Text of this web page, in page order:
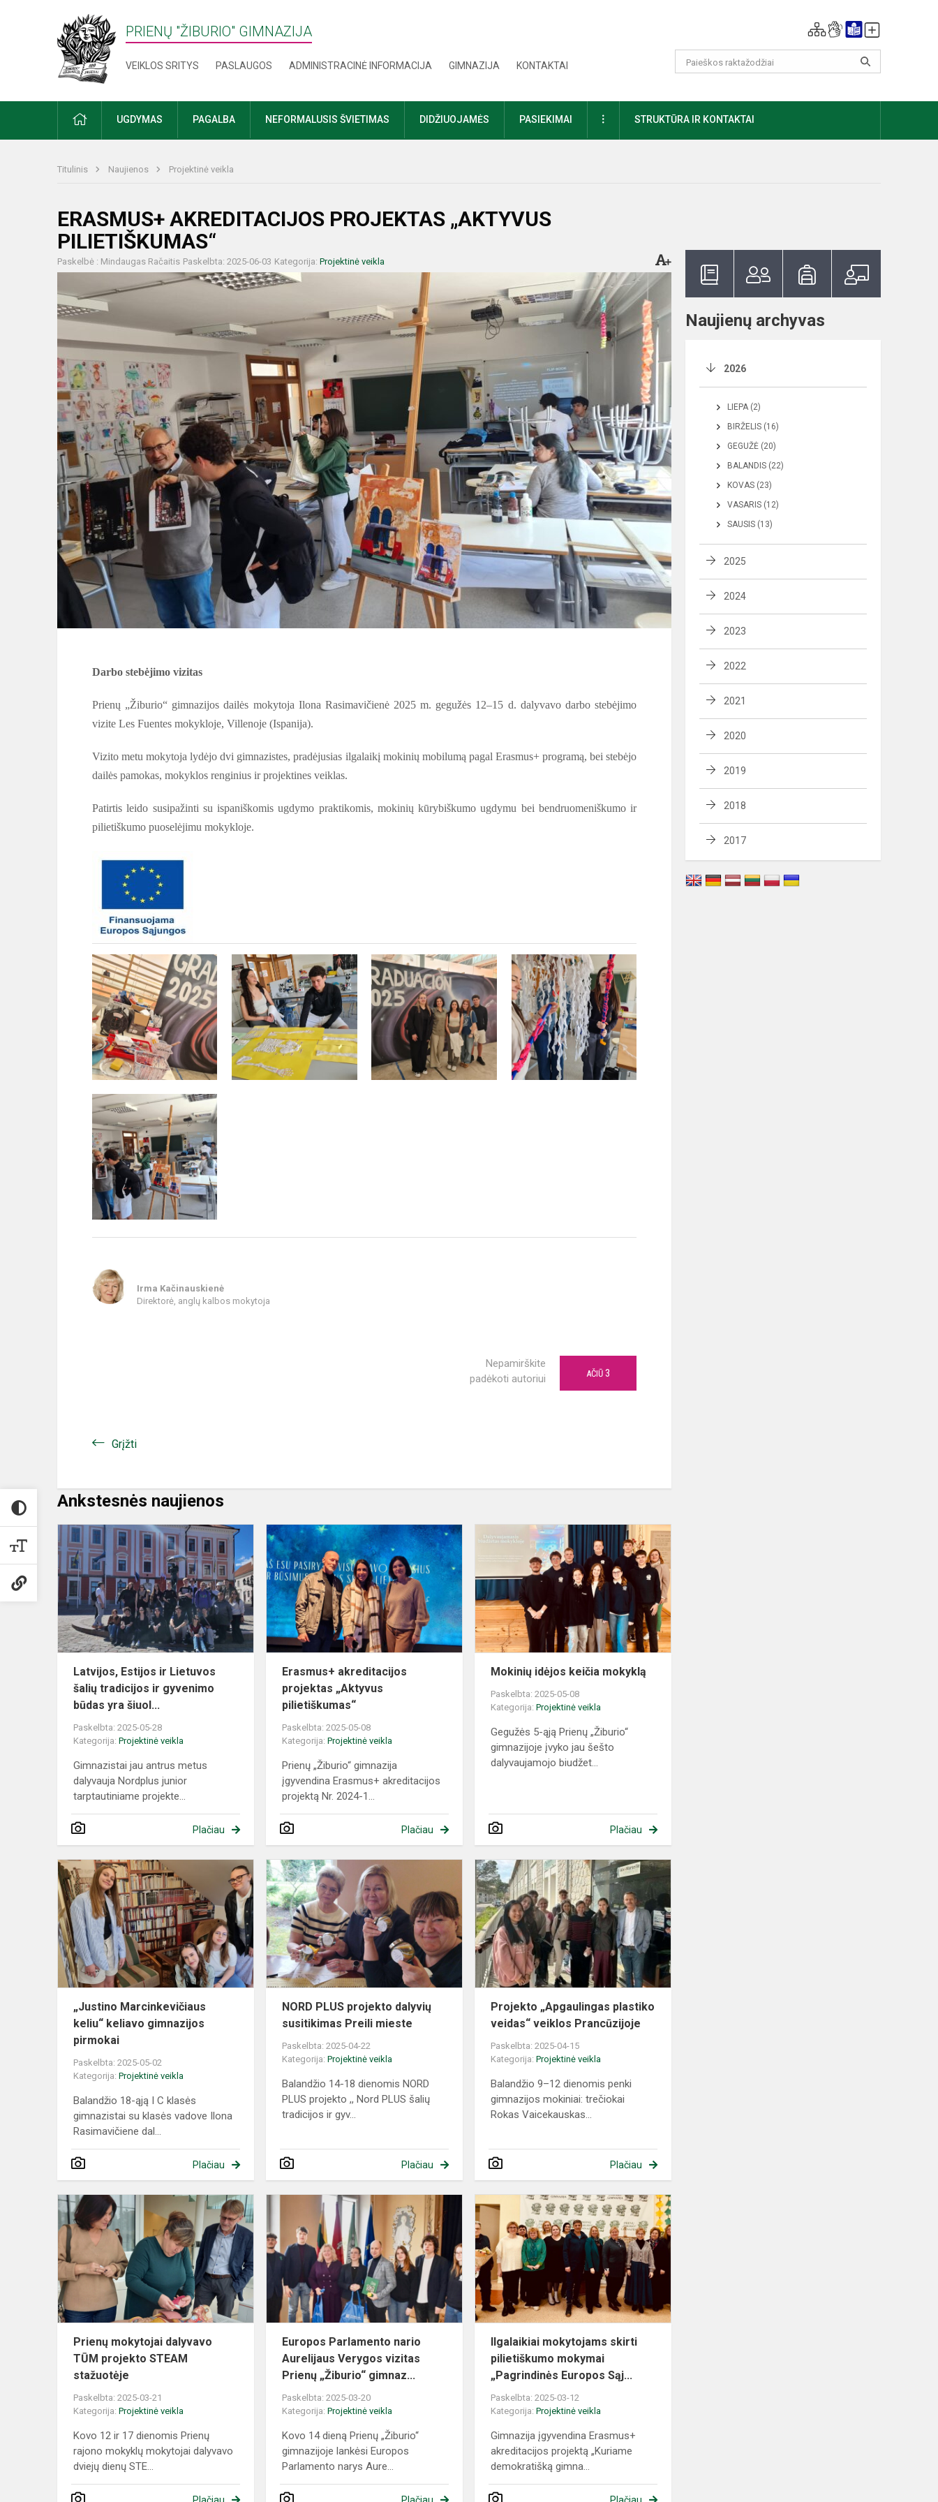
PRIENŲ "ŽIBURIO" GIMNAZIJA
VEIKLOS SRITYS PASLAUGOS ADMINISTRACINĖ INFORMACIJA GIMNAZIJA KONTAKTAI
PRADŽIAUGDYMAS PAGALBA NEFORMALUSIS ŠVIETIMAS DIDŽIUOJAMĖS PASIEKIMAI DAUGIAUSTRUKTŪRA IR KONTAKTAI
Titulinis Naujienos Projektinė veikla
ERASMUS+ AKREDITACIJOS PROJEKTAS „AKTYVUS
PILIETIŠKUMAS“
Paskelbė : Mindaugas Račaitis Paskelbta: 2025-06-03 Kategorija: Projektinė veikla
Darbo stebėjimo vizitas
Prienų „Žiburio“ gimnazijos dailės mokytoja Ilona Rasimavičienė 2025 m. gegužės 12–15 d. dalyvavo darbo stebėjimo
vizite Les Fuentes mokykloje, Villenoje (Ispanija).
Vizito metu mokytoja lydėjo dvi gimnazistes, pradėjusias ilgalaikį mokinių mobilumą pagal Erasmus+ programą, bei stebėjo
dailės pamokas, mokyklos renginius ir projektines veiklas.
Patirtis leido susipažinti su ispaniškomis ugdymo praktikomis, mokinių kūrybiškumo ugdymu bei bendruomeniškumo ir
pilietiškumo puoselėjimu mokykloje.
Irma Kačinauskienė
Direktorė, anglų kalbos mokytoja
Nepamirškite
padėkoti autoriui
AČIŪ 3
Grįžti
Ankstesnės naujienos
Latvijos,
Estijos
ir
Lietuvos
šalių
tradicijos
ir
gyvenimo...
Latvijos, Estijos ir Lietuvos
šalių tradicijos ir gyvenimo
būdas yra šiuol...
Paskelbta: 2025-05-28
Kategorija: Projektinė veikla
Gimnazistai jau antrus metus
dalyvauja Nordplus junior
tarptautiniame projekte...
Plačiau
Erasmus+
akreditacijos
projektas
„Aktyvus
pilietiškumas“
Erasmus+ akreditacijos
projektas „Aktyvus
pilietiškumas“
Paskelbta: 2025-05-08
Kategorija:Projektinė veikla
Prienų „Žiburio“ gimnazija
įgyvendina Erasmus+ akreditacijos
projektą Nr. 2024-1...
Plačiau
Mokinių
idėjos
Mokinių idėjos keičia mokyklą
Paskelbta: 2025-05-08
Kategorija:Projektinė veikla
Gegužės 5-ąją Prienų „Žiburio“
gimnazijoje įvyko jau šešto
dalyvaujamojo biudžet...
Plačiau
„Justino
Marcinkevičiaus
keliu“
keliavo
gimnazijos
pirmokai
„Justino Marcinkevičiaus
keliu“ keliavo gimnazijos
pirmokai
Paskelbta: 2025-05-02
Kategorija: Projektinė veikla
Balandžio 18-ąją I C klasės
gimnazistai su klasės vadove Ilona
Rasimavičiene dal...
Plačiau
NORD
PLUS
projekto
dalyvių
susitikimas
Preili
mieste
NORD PLUS projekto dalyvių
susitikimas Preili mieste
Paskelbta: 2025-04-22
Kategorija:Projektinė veikla
Balandžio 14-18 dienomis NORD
PLUS projekto ,, Nord PLUS šalių
tradicijos ir gyv...
Plačiau
Projekto
veidas“
veiklos
Prancūzijoje...
Projekto „Apgaulingas plastiko
veidas“ veiklos Prancūzijoje
Paskelbta: 2025-04-15
Kategorija:Projektinė veikla
Balandžio 9–12 dienomis penki
gimnazijos mokiniai: trečiokai
Rokas Vaicekauskas...
Plačiau
mokytojai
dalyvavo
TŪM
projekto
STEAM
stažuotėje
Prienų mokytojai dalyvavo
TŪM projekto STEAM
stažuotėje
Paskelbta: 2025-03-21
Kategorija: Projektinė veikla
Kovo 12 ir 17 dienomis Prienų
rajono mokyklų mokytojai dalyvavo
dviejų dienų STE...
Europos
Parlamento
nario
Aurelijaus
Verygos
vizitas
Prienų...
Europos Parlamento nario
Aurelijaus Verygos vizitas
Prienų „Žiburio“ gimnaz...
Paskelbta: 2025-03-20
Kategorija:Projektinė veikla
Kovo 14 dieną Prienų „Žiburio“
gimnazijoje lankėsi Europos
Parlamento narys Aure...
Ilgalaikiai
mokytojams
skirti
Ilgalaikiai mokytojams skirti
pilietiškumo mokymai
„Pagrindinės Europos Sąj...
Paskelbta: 2025-03-12
Kategorija:Projektinė veikla
Gimnazija įgyvendina Erasmus+
akreditacijos projektą „Kuriame
demokratišką gimna...
Naujienų archyvas
2026
LIEPA (2)
BIRŽELIS (16)
GEGUŽĖ (20)
BALANDIS (22)
KOVAS (23)
VASARIS (12)
SAUSIS (13)
2025
2024
2023
2022
2021
2020
2019
2018
2017